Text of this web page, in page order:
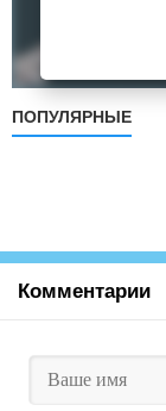
ПОПУЛЯРНЫЕ
Комментарии